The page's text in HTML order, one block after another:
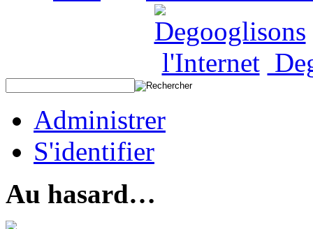
Administrer
S'identifier
Au hasard…